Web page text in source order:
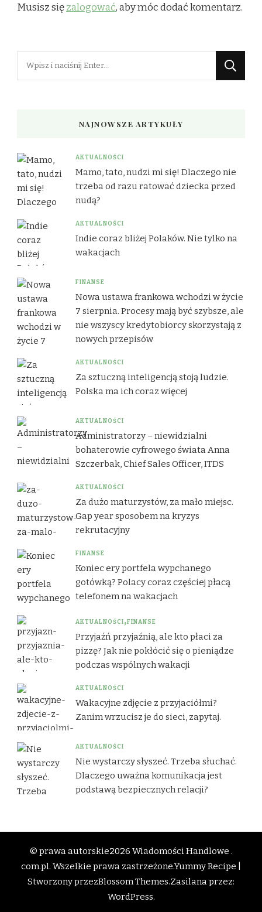
Musisz sięzalogować, aby móc dodać komentarz.
NAJNOWSZE ARTYKUŁY
AKTUALNOŚCI
Mamo, tato, nudzi mi się! Dlaczego nie
trzeba od razu ratować dziecka przed
nudą?
AKTUALNOŚCI
Indie coraz bliżej Polaków. Nie tylko na
wakacjach
FINANSE
Nowa ustawa frankowa wchodzi w życie
7 sierpnia. Procesy mają być szybsze, ale
nie wszyscy kredytobiorcy skorzystają z
nowych przepisów
AKTUALNOŚCI
Za sztuczną inteligencją stoją ludzie.
Polska ma ich coraz więcej
AKTUALNOŚCI
Administratorzy – niewidzialni
bohaterowie cyfrowego świata Anna
Szczerbak, Chief Sales Officer, ITDS
AKTUALNOŚCI
Za dużo maturzystów, za mało miejsc.
Gap year sposobem na kryzys
rekrutacyjny
FINANSE
Koniec ery portfela wypchanego
gotówką? Polacy coraz częściej płacą
telefonem na wakacjach
AKTUALNOŚCI FINANSE
Przyjaźń przyjaźnią, ale kto płaci za
pizzę? Jak nie pokłócić się o pieniądze
podczas wspólnych wakacji
AKTUALNOŚCI
Wakacyjne zdjęcie z przyjaciółmi?
Zanim wrzucisz je do sieci, zapytaj.
AKTUALNOŚCI
Nie wystarczy słyszeć. Trzeba słuchać.
Dlaczego uważna komunikacja jest
podstawą bezpiecznych relacji?
© prawa autorskie2026 Wiadomości Handlowe .
com.pl. Wszelkie prawa zastrzeżone.Yummy Recipe |
Stworzony przezBlossom Themes.Zasilana przez:
WordPress.